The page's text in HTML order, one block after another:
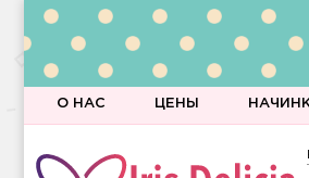
О НАС ЦЕНЫ